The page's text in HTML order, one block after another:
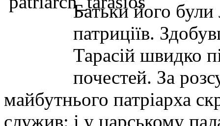
Батьки його
патриціїв.
Тарасій швидко
почестей. За
майбутнього патріарха
служив: і у царському